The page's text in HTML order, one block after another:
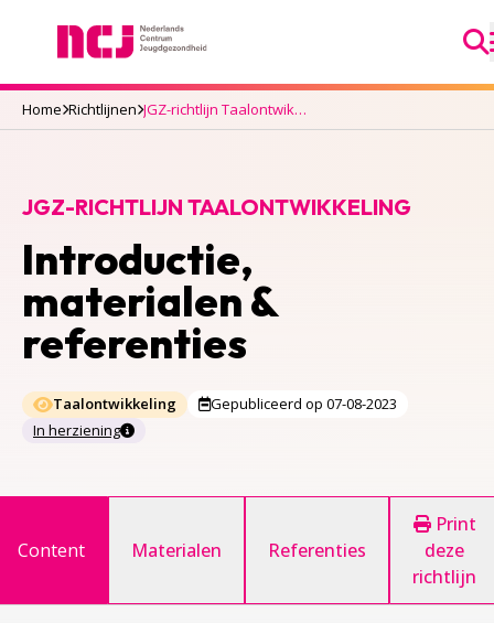
Home Richtlijnen JGZ-richtlijn Taalontwikkeling
Introductie,
materialen &
referenties
JGZ-RICHTLIJN TAALONTWIKKELING
Taalontwikkeling
Gepubliceerd op 07-08-2023
In herziening
Content Materialen Referenties
Print
deze
richtlijn